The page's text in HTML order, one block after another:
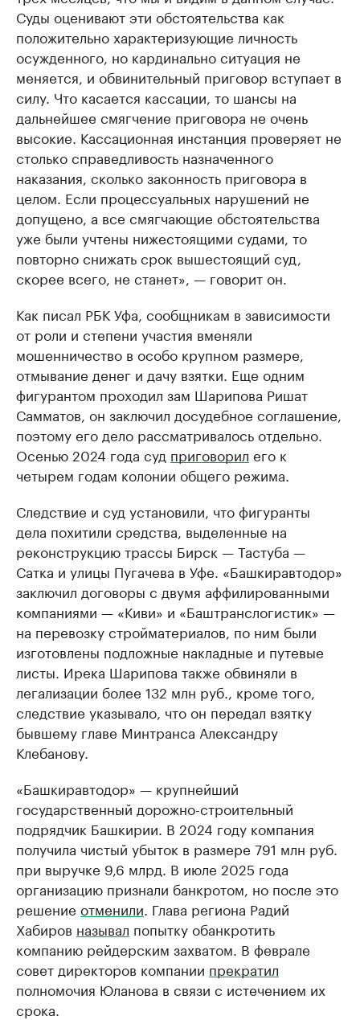
Суды оценивают эти обстоятельства как
положительно характеризующие личность
осужденного, но кардинально ситуация не
меняется, и обвинительный приговор вступает в
силу. Что касается кассации, то шансы на
дальнейшее смягчение приговора не очень
высокие. Кассационная инстанция проверяет не
столько справедливость назначенного
наказания, сколько законность приговора в
целом. Если процессуальных нарушений не
допущено, а все смягчающие обстоятельства
уже были учтены нижестоящими судами, то
повторно снижать срок вышестоящий суд,
скорее всего, не станет», — говорит он.
Как писал РБК Уфа, сообщникам в зависимости
от роли и степени участия вменяли
мошенничество в особо крупном размере,
отмывание денег и дачу взятки. Еще одним
фигурантом проходил зам Шарипова Ришат
Самматов, он заключил досудебное соглашение,
поэтому его дело рассматривалось отдельно.
Осенью 2024 года суд приговорил его к
четырем годам колонии общего режима.
Следствие и суд установили, что фигуранты
дела похитили средства, выделенные на
реконструкцию трассы Бирск — Тастуба —
Сатка и улицы Пугачева в Уфе. «Башкиравтодор»
заключил договоры с двумя аффилированными
компаниями — «Киви» и «Баштранслогистик» —
на перевозку стройматериалов, по ним были
изготовлены подложные накладные и путевые
листы. Ирека Шарипова также обвиняли в
легализации более 132 млн руб., кроме того,
следствие указывало, что он передал взятку
бывшему главе Минтранса Александру
Клебанову.
«Башкиравтодор» — крупнейший
государственный дорожно-строительный
подрядчик Башкирии. В 2024 году компания
получила чистый убыток в размере 791 млн руб.
при выручке 9,6 млрд. В июле 2025 года
организацию признали банкротом, но после это
решение отменили . Глава региона Радий
Хабиров называл попытку обанкротить
компанию рейдерским захватом. В феврале
совет директоров компании прекратил
полномочия Юланова в связи с истечением их
срока.